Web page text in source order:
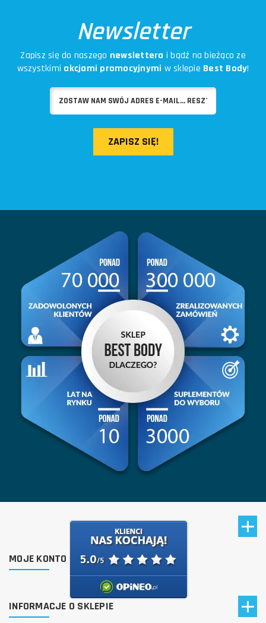
Newsletter
Zapisz się do naszego newslettera i bądź na bieżąco ze
wszystkimi akcjami promocyjnymi w sklepie Best Body!
ZAPISZ SIĘ!
MOJE KONTO
INFORMACJE O SKLEPIE